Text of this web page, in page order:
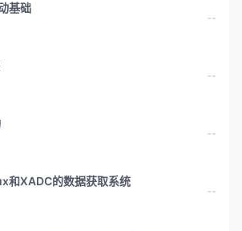
基础
--
--
--
和XADC的数据获取系统
--